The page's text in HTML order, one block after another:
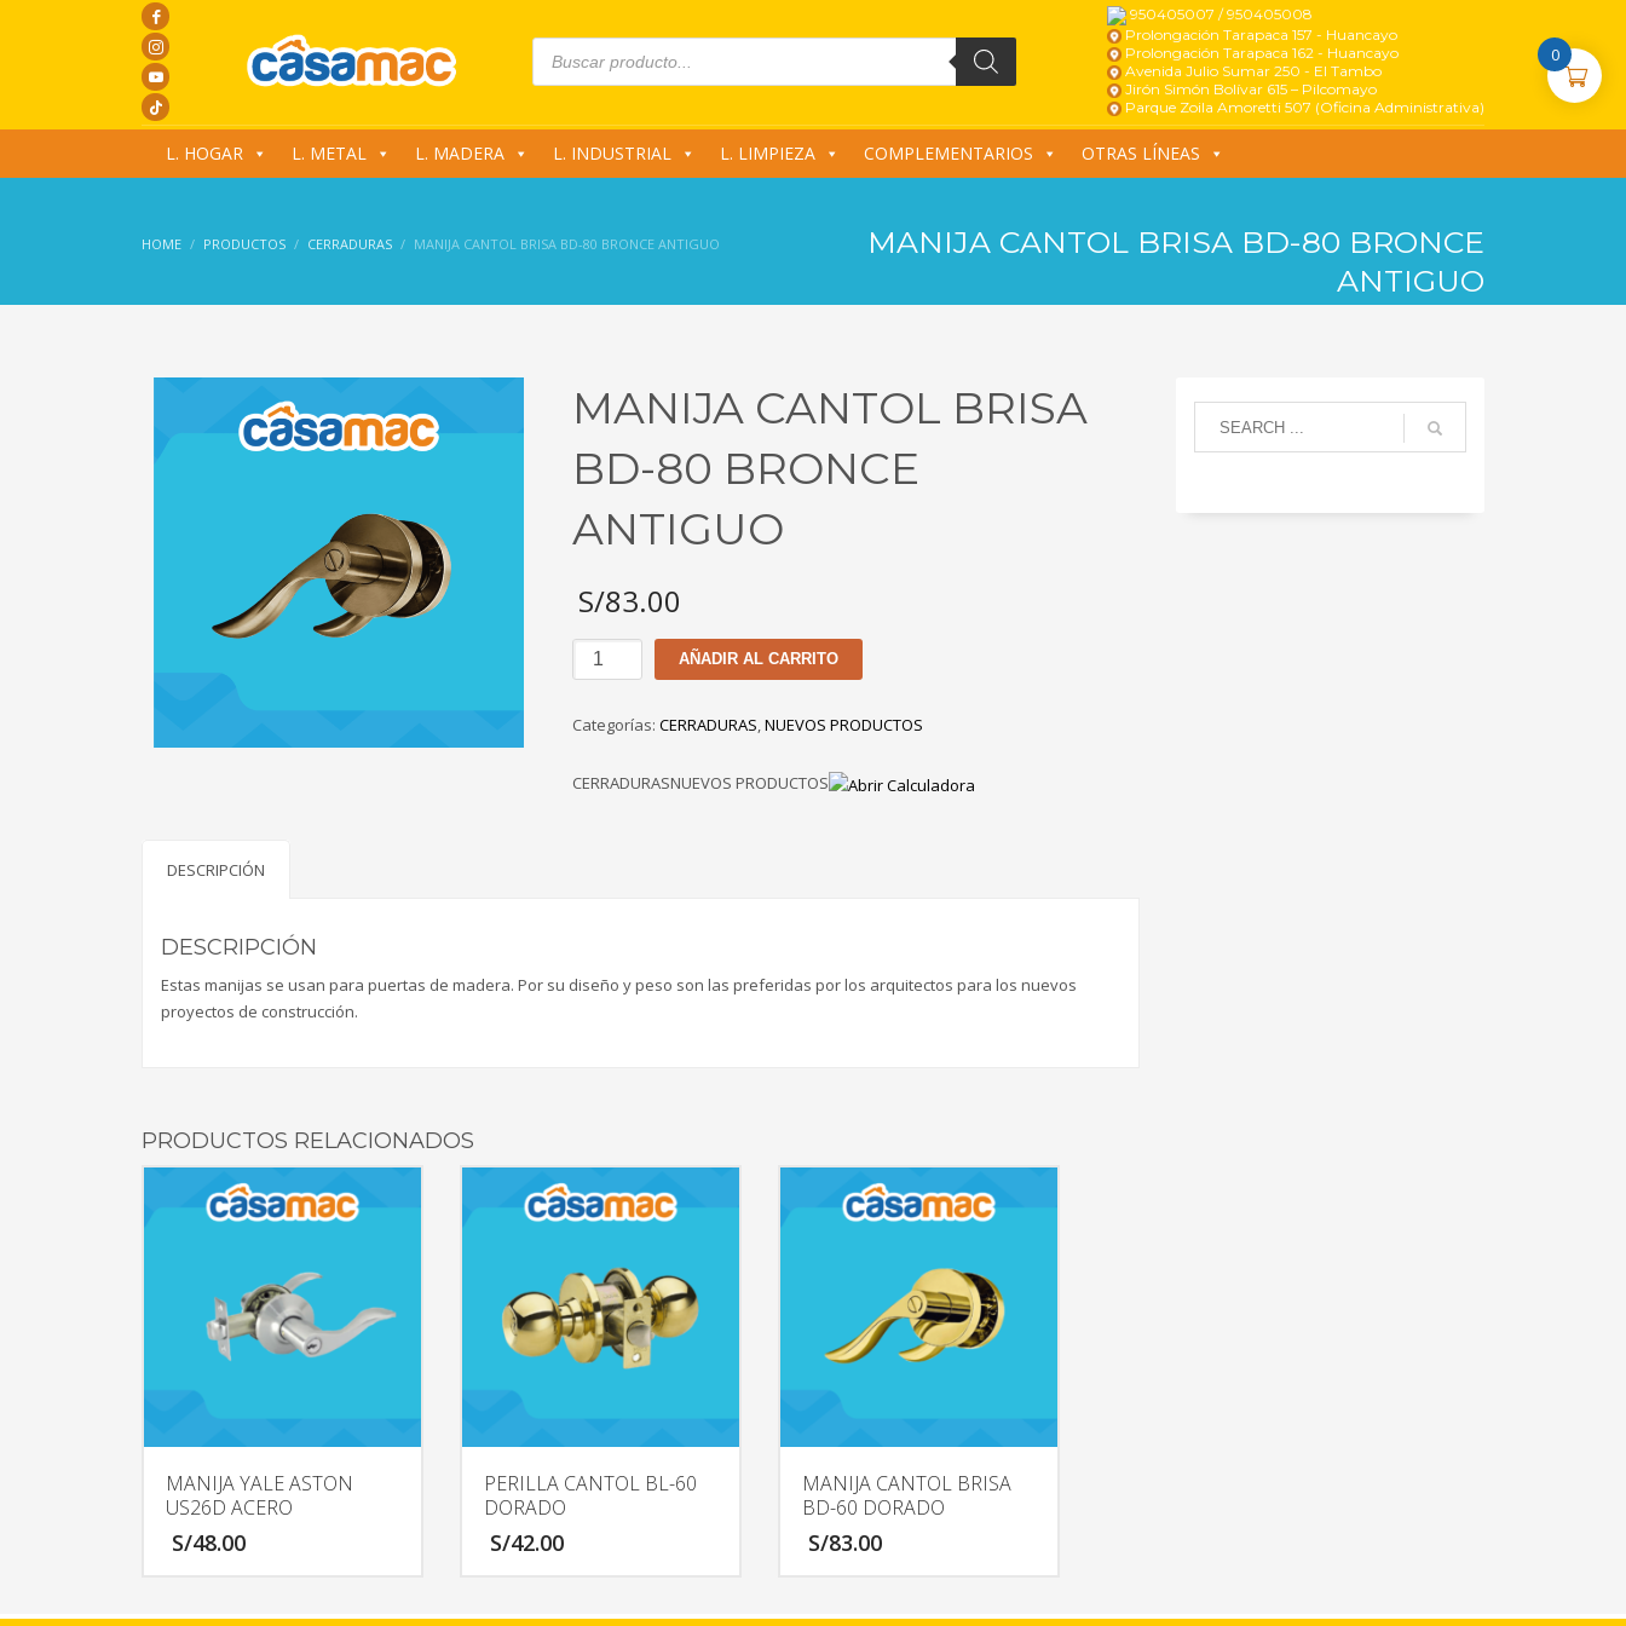
Products
search
950405007 / 950405008
Prolongación Tarapaca 157 - Huancayo
Prolongación Tarapaca 162 - Huancayo
Avenida Julio Sumar 250 - El Tambo
Jirón Simón Bolívar 615 – Pilcomayo
Parque Zoila Amoretti 507 (Oficina Administrativa)
L. HOGAR L. METAL L. MADERA L. INDUSTRIAL L. LIMPIEZA COMPLEMENTARIOS OTRAS LÍNEAS
HOME PRODUCTOS CERRADURAS MANIJA CANTOL BRISA BD-80 BRONCE ANTIGUO
MANIJA CANTOL BRISA BD-80 BRONCE
ANTIGUO
MANIJA CANTOL BRISA
BD-80 BRONCE
ANTIGUO
S/83.00
MANIJA
CANTOL
BD-
BRONCE
AÑADIR AL CARRITO
Categorías:CERRADURAS,NUEVOS PRODUCTOS
CERRADURASNUEVOS PRODUCTOS
DESCRIPCIÓN
DESCRIPCIÓN
Estas manijas se usan para puertas de madera. Por su diseño y peso son las preferidas por los arquitectos para los nuevos
proyectos de construcción.
PRODUCTOS RELACIONADOS
MANIJA YALE ASTON
US26D ACERO
S/48.00
PERILLA CANTOL BL-60
DORADO
S/42.00
MANIJA CANTOL BRISA
BD-60 DORADO
S/83.00
0